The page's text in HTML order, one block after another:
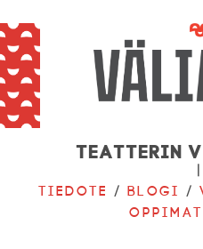
Teatterin
|
Tiedote /Blogi /